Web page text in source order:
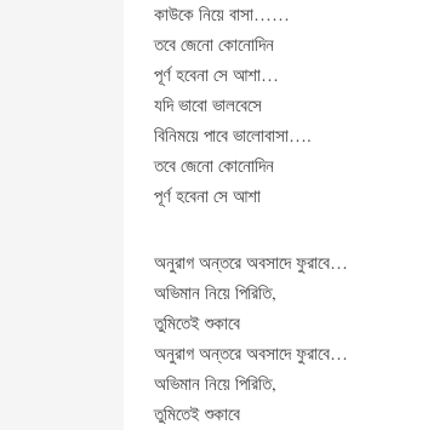
কাউকে নিয়ে বাসা……
তবে জেনো কোনোদিন
পূর্ণ হবেনা সে আশা…
যদি ভাবো ভালবেসে
বিনিময়ে পাবে ভালোবাসা….
তবে জেনো কোনোদিন
পূর্ণ হবেনা সে আশা
অনুরাগ অন্তরে অবসাদে ফুরাবে…
অভিমান নিয়ে পিরিতি,
তুমিতেই শুকাবে
অনুরাগ অন্তরে অবসাদে ফুরাবে…
অভিমান নিয়ে পিরিতি,
তুমিতেই শুকাবে